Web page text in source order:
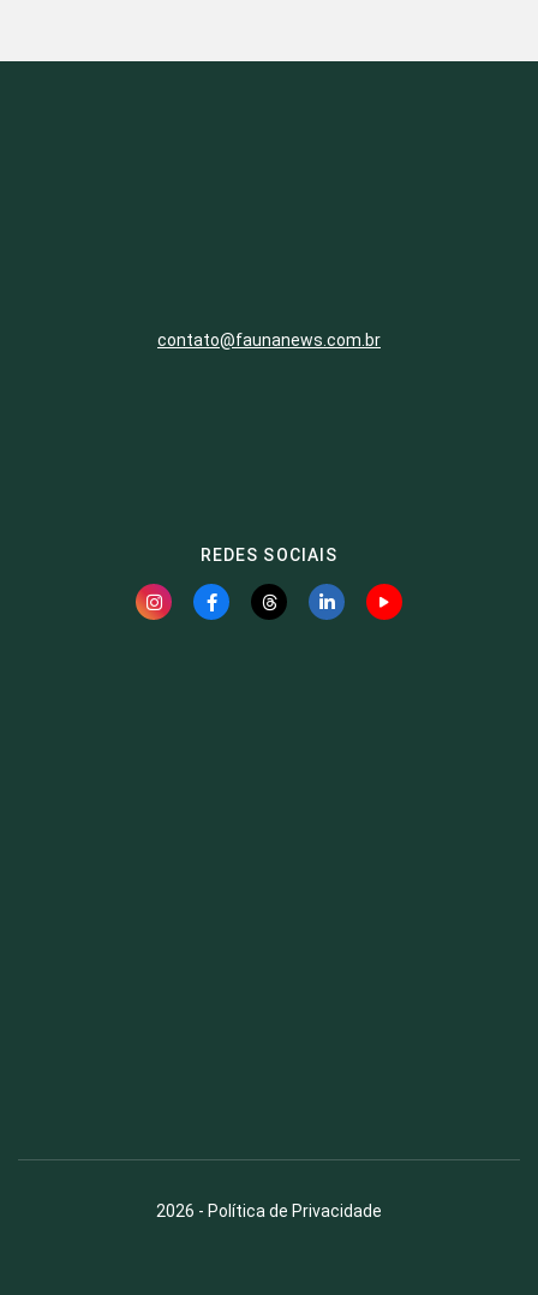
contato@faunanews.com.br
REDES SOCIAIS
2026 - Política de Privacidade